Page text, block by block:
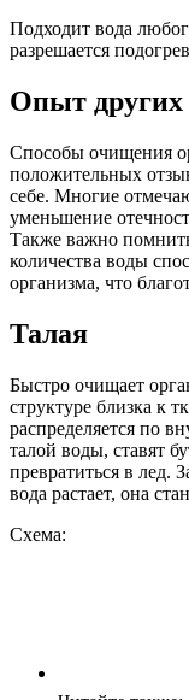
Подходит вода
разрешается
Опыт других
Способы очищения
положительных
себе. Многие
уменьшение
Также важно
количества воды
организма, что
Талая
Быстро очищает
структуре близка к
распределяется по
талой воды, ставят
превратиться в лед.
вода растает, она
Схема: